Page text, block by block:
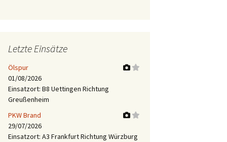
Letzte Einsätze
Ölspur
01/08/2026
Einsatzort: B8 Uettingen Richtung
Greußenheim
PKW Brand
29/07/2026
Einsatzort: A3 Frankfurt Richtung Würzburg